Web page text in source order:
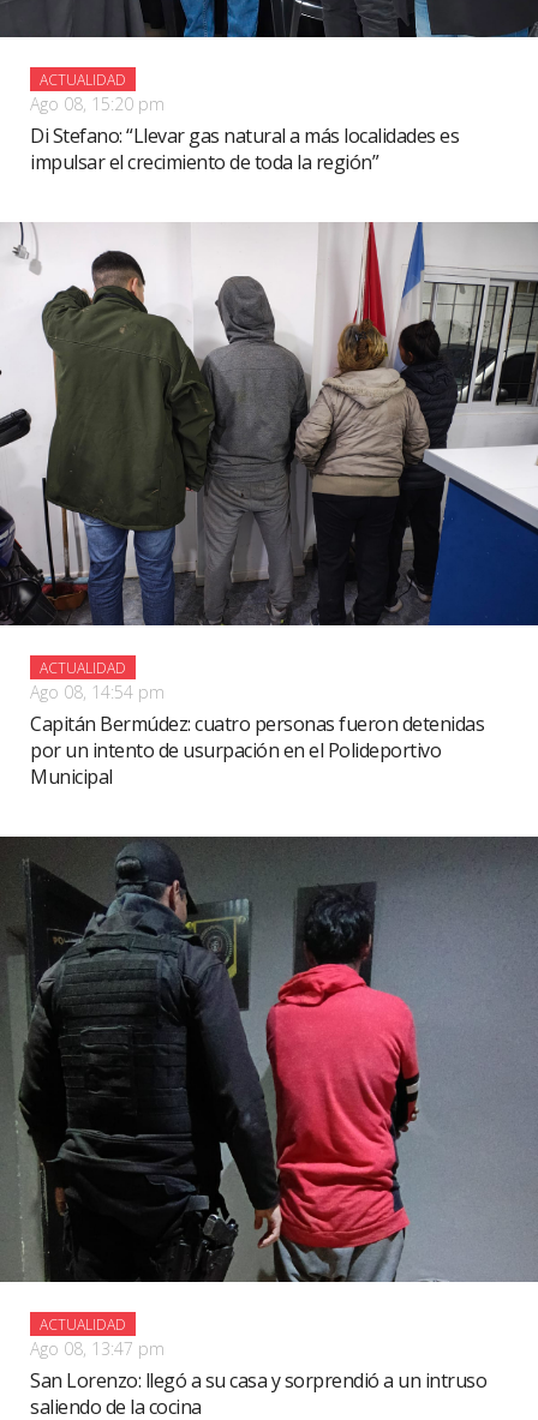
ACTUALIDAD
Ago 08, 15:20 pm
Di Stefano: “Llevar gas natural a más localidades es
impulsar el crecimiento de toda la región”
ACTUALIDAD
Ago 08, 14:54 pm
Capitán Bermúdez: cuatro personas fueron detenidas
por un intento de usurpación en el Polideportivo
Municipal
ACTUALIDAD
Ago 08, 13:47 pm
San Lorenzo: llegó a su casa y sorprendió a un intruso
saliendo de la cocina